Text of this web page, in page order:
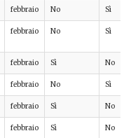
febbraio No Sì
febbraio No Sì
febbraio Sì No
febbraio No Sì
febbraio Sì No
febbraio Sì No